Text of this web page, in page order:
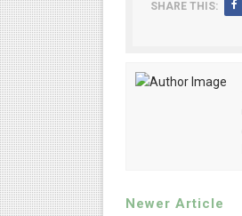
SHARE THIS:
Newer Article